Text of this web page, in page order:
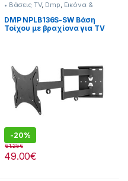
• Βάσεις TV, Dmp, Εικόνα &
DMP NPLB136S-SW Βάση
Τοίχου με βραχίονα για TV
-20%
49.00€
61.25€